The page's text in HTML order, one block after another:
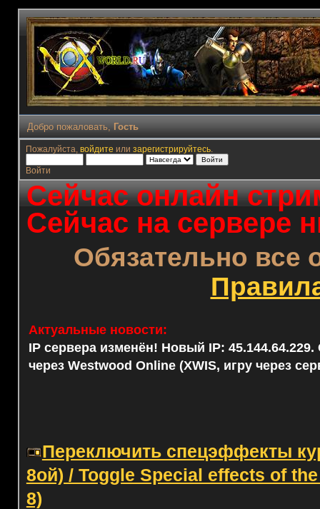
Добро пожаловать, Гость
Пожалуйста, войдите или зарегистрируйтесь.
Войти
Сейчас онлайн
Сейчас на сервере
Обязательно все
Актуальные новости:
IP сервера изменён! Новый IP: 45.144.64.229.
через Westwood Online (XWIS, игру через
Переключить спецэффекты
8ой) / Toggle Special effects of
8)